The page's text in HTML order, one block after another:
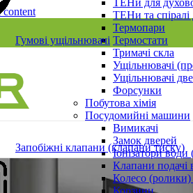
content
ТЕНи та спіралі
Термопари
Термостати
Тримачі скла
Ущільнювачі
Ущільнювачі
Форсунки
Побутова хімія
Посудомийні машини
Вимикачі
Замок дверей
Іонізатори
Клапани подачі
Колесо
Корзини
Гумові ущільнювачі
Запобіжні клапани (клапани тиску)